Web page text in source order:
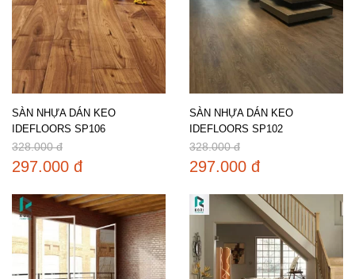
SÀN NHỰA DÁN KEO
IDEFLOORS SP106
328.000 đ
297.000 đ
SÀN NHỰA DÁN KEO
IDEFLOORS SP102
328.000 đ
297.000 đ